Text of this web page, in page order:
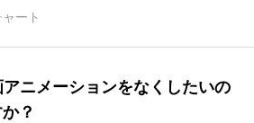
21
39 Welcart
ャート
ニメーションをなくしたいの
？